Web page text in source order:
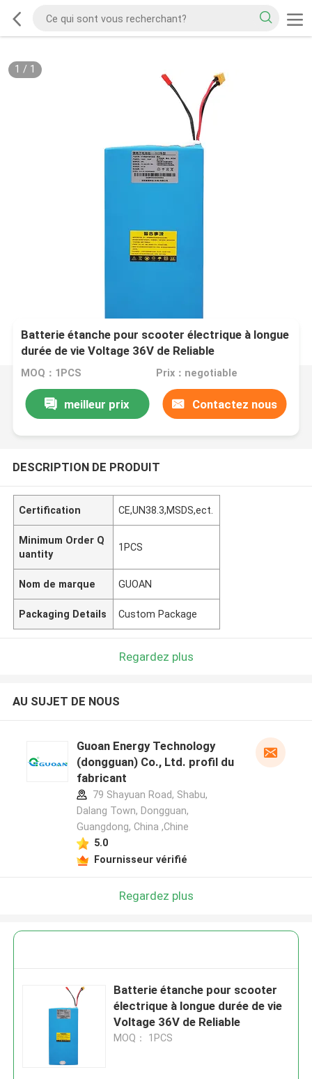
1 / 1
Batterie étanche pour scooter électrique à longue
durée de vie Voltage 36V de Reliable
MOQ：1PCS Prix：negotiable
meilleur prix Contactez nous
DESCRIPTION DE PRODUIT
Certification CE,UN38.3,MSDS,ect.
Minimum Order Q
uantity
1PCS
Nom de marque GUOAN
Packaging Details Custom Package
Regardez plus
AU SUJET DE NOUS
Guoan Energy Technology
(dongguan) Co., Ltd. profil du
fabricant
79 Shayuan Road, Shabu,
Dalang Town, Dongguan,
Guangdong, China ,Chine
5.0
Fournisseur vérifié
Regardez plus
Batterie étanche pour scooter
électrique à longue durée de vie
Voltage 36V de Reliable
MOQ： 1PCS